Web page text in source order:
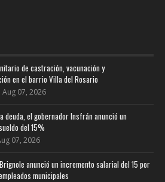
de castración, vacunación y
en el barrio Villa del Rosario
Aug 07, 2026
deuda, el gobernador Insfrán anunció un
del 15%
07, 2026
anunció un incremento salarial del 15 por
municipales